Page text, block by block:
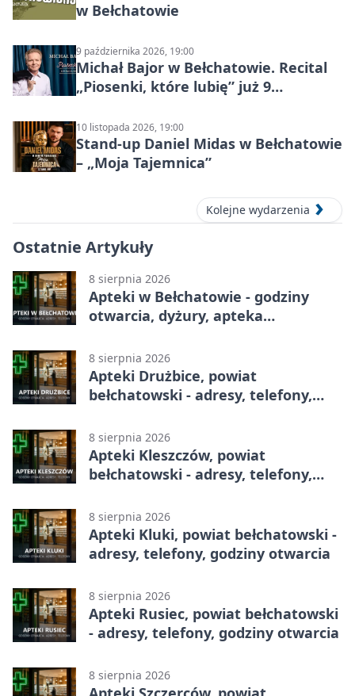
w Bełchatowie
9 października 2026, 19:00
Michał Bajor w Bełchatowie. Recital
„Piosenki, które lubię” już 9
10 listopada 2026, 19:00
Stand-up Daniel Midas w Bełchatowie
– „Moja Tajemnica”
Kolejne wydarzenia
Ostatnie Artykuły
8 sierpnia 2026
Apteki w Bełchatowie - godziny
otwarcia, dyżury, apteka
8 sierpnia 2026
Apteki Drużbice, powiat
bełchatowski - adresy, telefony,
8 sierpnia 2026
Apteki Kleszczów, powiat
bełchatowski - adresy, telefony,
8 sierpnia 2026
Apteki Kluki, powiat bełchatowski -
adresy, telefony, godziny otwarcia
8 sierpnia 2026
Apteki Rusiec, powiat bełchatowski
- adresy, telefony, godziny otwarcia
8 sierpnia 2026